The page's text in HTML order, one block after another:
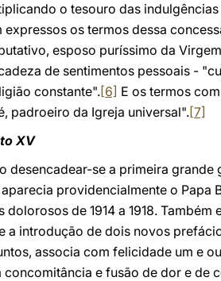
o tesouro das
expressos os termos dessa
esposo puríssimo da
de sentimentos pessoais -
constante".[6] E os termos
padroeiro da Igreja universal".[7]
XV
desencadear-se a primeira
providencialmente o Papa
dolorosos de 1914 a 1918.
a introdução de dois novos
associa com felicidade um e
concomitância e fusão de dor e de